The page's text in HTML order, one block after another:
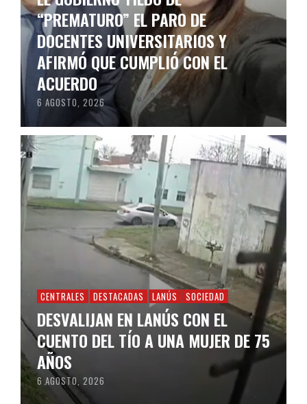
“PREMATURO” EL PARO DE
DOCENTES UNIVERSITARIOS Y
AFIRMÓ QUE CUMPLIÓ CON EL
ACUERDO
6 AGOSTO, 2026
CENTRALES DESTACADAS LANÚS SOCIEDAD
DESVALIJAN EN LANÚS CON EL
CUENTO DEL TÍO A UNA MUJER DE 75
AÑOS
6 AGOSTO, 2026